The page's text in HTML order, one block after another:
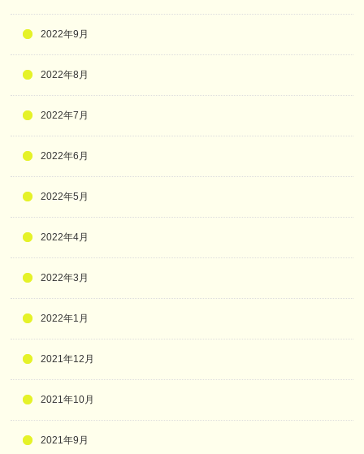
2022年9月
2022年8月
2022年7月
2022年6月
2022年5月
2022年4月
2022年3月
2022年1月
2021年12月
2021年10月
2021年9月